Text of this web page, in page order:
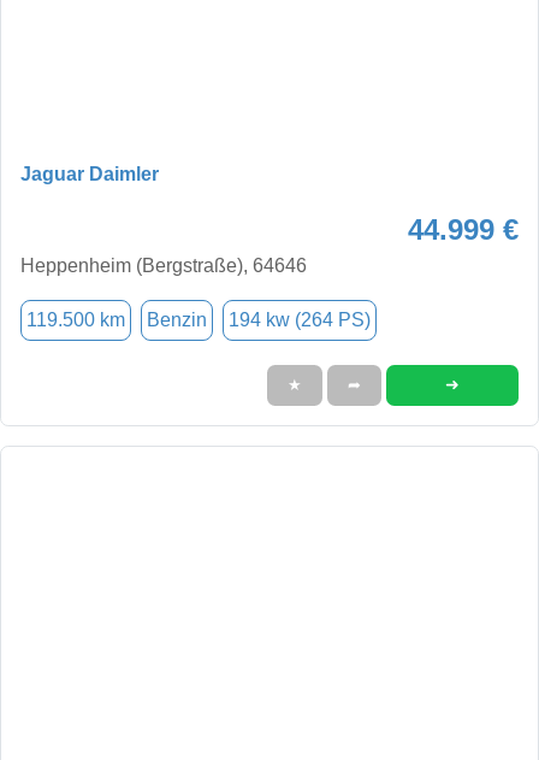
Jaguar Daimler
44.999 €
Heppenheim (Bergstraße), 64646
119.500 km Benzin 194 kw (264 PS)
★ ➦ ➜